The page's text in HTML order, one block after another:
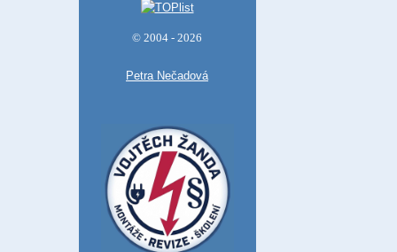
© 2004 - 2026
Petra Nečadová